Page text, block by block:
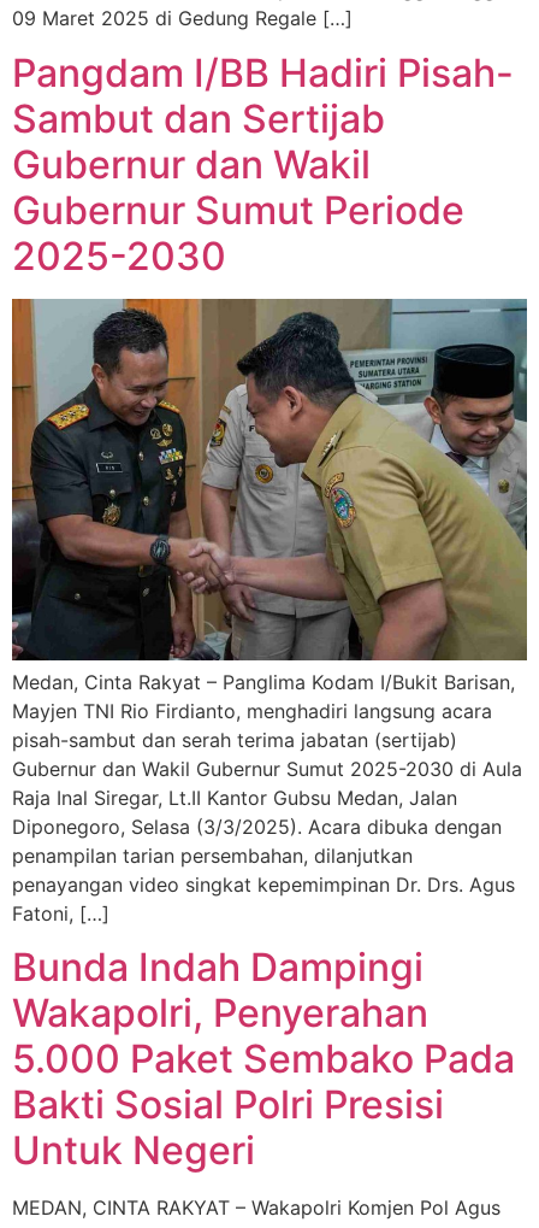
09 Maret 2025 di Gedung Regale […]
Pangdam I/BB Hadiri Pisah-
Sambut dan Sertijab
Gubernur dan Wakil
Gubernur Sumut Periode
2025-2030
Medan, Cinta Rakyat – Panglima Kodam I/Bukit Barisan,
Mayjen TNI Rio Firdianto, menghadiri langsung acara
pisah-sambut dan serah terima jabatan (sertijab)
Gubernur dan Wakil Gubernur Sumut 2025-2030 di Aula
Raja Inal Siregar, Lt.II Kantor Gubsu Medan, Jalan
Diponegoro, Selasa (3/3/2025). Acara dibuka dengan
penampilan tarian persembahan, dilanjutkan
penayangan video singkat kepemimpinan Dr. Drs. Agus
Fatoni, […]
Bunda Indah Dampingi
Wakapolri, Penyerahan
5.000 Paket Sembako Pada
Bakti Sosial Polri Presisi
Untuk Negeri
MEDAN, CINTA RAKYAT – Wakapolri Komjen Pol Agus